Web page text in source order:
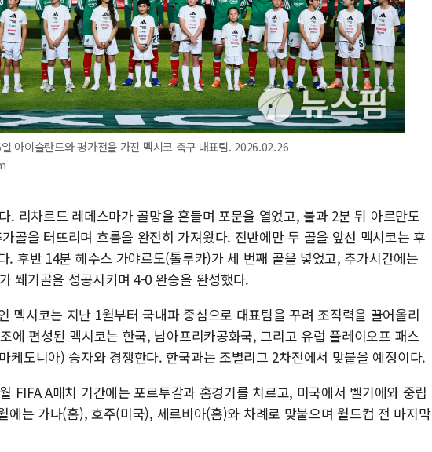
아이슬란드와 평가전을 가진 멕시코 축구 대표팀. 2026.02.26
. 리차르드 레데스마가 골망을 흔들며 포문을 열었고, 불과 2분 뒤 아르만도
골을 터뜨리며 흐름을 완전히 가져왔다. 전반에만 두 골을 앞선 멕시코는 후
. 후반 14분 헤수스 가야르도(톨루카)가 세 번째 골을 넣었고, 추가시간에는
쐐기골을 성공시키며 4-0 완승을 완성했다.
멕시코는 지난 1월부터 국내파 중심으로 대표팀을 꾸려 조직력을 끌어올리
에 편성된 멕시코는 한국, 남아프리카공화국, 그리고 유럽 플레이오프 패스
케도니아) 승자와 경쟁한다. 한국과는 조별리그 2차전에서 맞붙을 예정이다.
FIFA A매치 기간에는 포르투갈과 홈경기를 치르고, 미국에서 벨기에와 중립
에는 가나(홈), 호주(미국), 세르비아(홈)와 차례로 맞붙으며 월드컵 전 마지막